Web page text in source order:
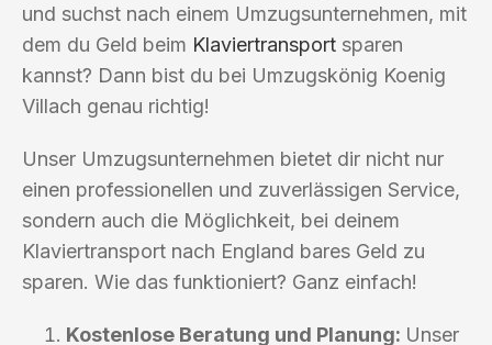
und suchst nach einem Umzugsunternehmen, mit
dem du Geld beim Klaviertransport sparen
kannst? Dann bist du bei Umzugskönig Koenig
Villach genau richtig!
Unser Umzugsunternehmen bietet dir nicht nur
einen professionellen und zuverlässigen Service,
sondern auch die Möglichkeit, bei deinem
Klaviertransport nach England bares Geld zu
sparen. Wie das funktioniert? Ganz einfach!
Kostenlose Beratung und Planung: Unser